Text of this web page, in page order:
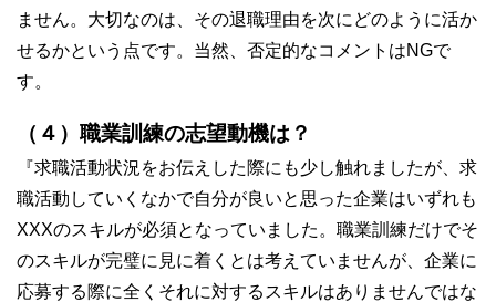
ません。大切なのは、その退職理由を次にどのように活か
せるかという点です。当然、否定的なコメントはNGで
す。
（４）職業訓練の志望動機は？
『求職活動状況をお伝えした際にも少し触れましたが、求
職活動していくなかで自分が良いと思った企業はいずれも
XXXのスキルが必須となっていました。職業訓練だけでそ
のスキルが完璧に見に着くとは考えていませんが、企業に
応募する際に全くそれに対するスキルはありませんではな